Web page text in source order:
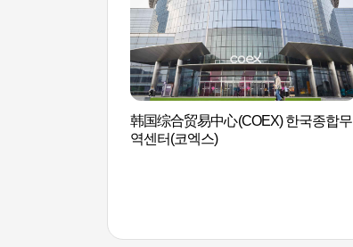
韩国综合贸易中心(COEX) 한국종합무
역센터(코엑스)